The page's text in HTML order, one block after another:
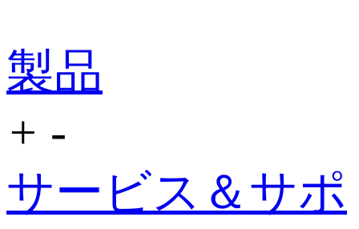
製品
+ -
サービス＆サポ